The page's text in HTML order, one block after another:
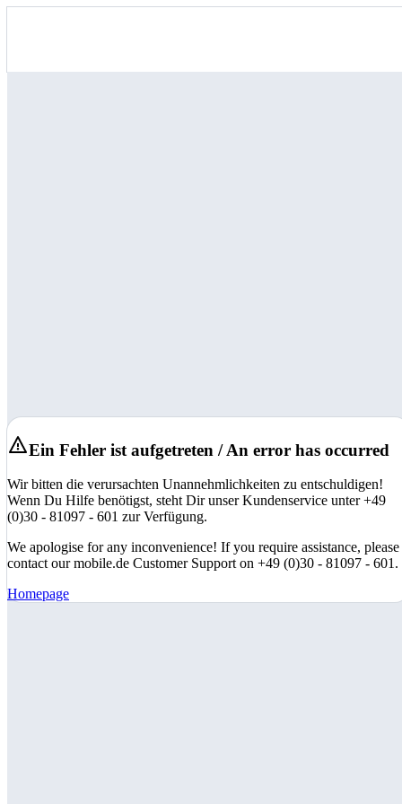
Ein Fehler ist aufgetreten / An error has occurred
Wir bitten die verursachten Unannehmlichkeiten zu entschuldigen!
Wenn Du Hilfe benötigst, steht Dir unser Kundenservice unter +49
(0)30 - 81097 - 601 zur Verfügung.
We apologise for any inconvenience! If you require assistance, please
contact our mobile.de Customer Support on +49 (0)30 - 81097 - 601.
Homepage